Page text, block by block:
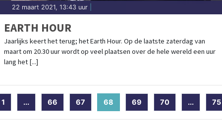
22 maart 2021, 13:43 uur
EARTH HOUR
Jaarlijks keert het terug; het Earth Hour. Op de laatste zaterdag van
maart om 20.30 uur wordt op veel plaatsen over de hele wereld een uur
lang het [...]
1 ... 66 67 68 (current)
69 70 ... 75